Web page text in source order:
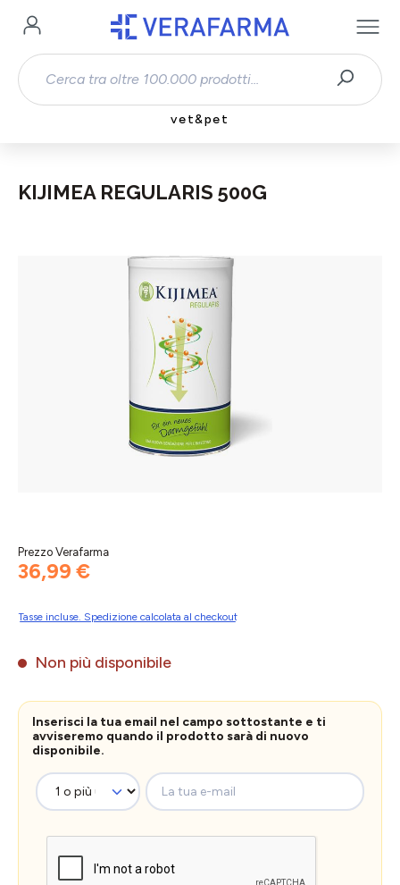
Passa al contenuto principale
vet&pet
KIJIMEA REGULARIS 500G
Salta la galleria di immagini
Prezzo Verafarma
36,99 €
Tasse incluse. Spedizione calcolata al checkout
Non più disponibile
Inserisci la tua email nel campo sottostante e ti
avviseremo quando il prodotto sarà di nuovo
disponibile.
La tua e-mail